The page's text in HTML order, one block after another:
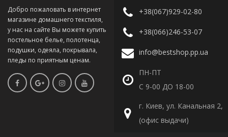
Добро пожаловать в интернет
магазине домашнего текстиля,
у нас на сайте Вы можете купить
постельное белье, полотенца,
подушки, одеяла, покрывала,
пледы по приятным ценам.
+38(067)929-02-80
+38(066)246-53-07
info@bestshop.pp.ua
ПН-ПТ
С 9-00 ДО 18-00
г. Киев, ул. Канальная 2,
(офис выдачи)